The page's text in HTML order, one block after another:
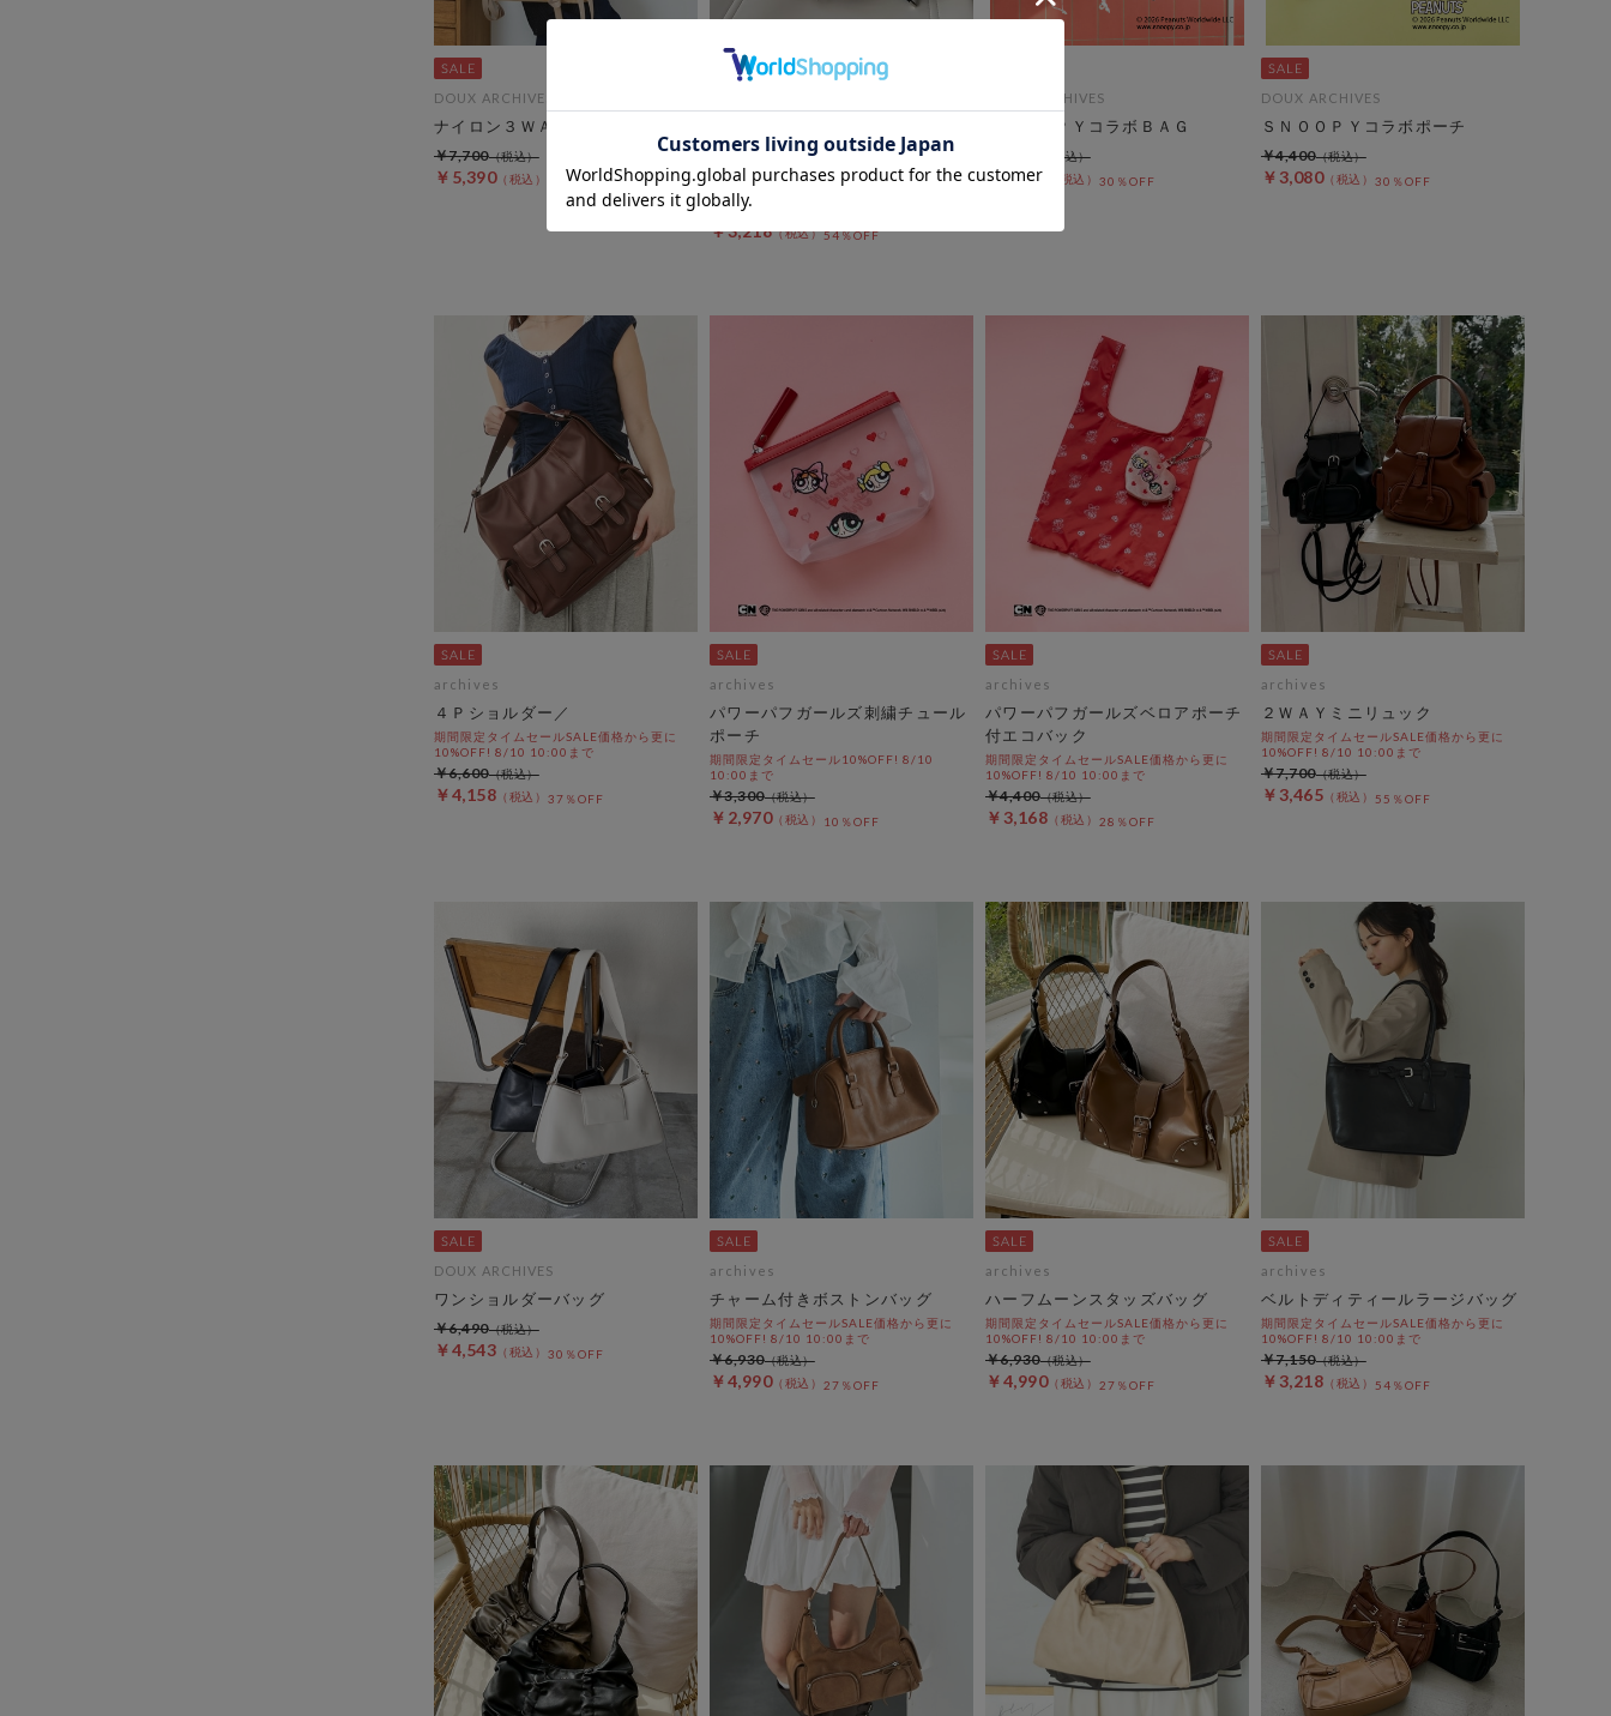
DOUX ARCHIVES
ナイロン３ＷＡＹスクエアトート
￥5,390 30％OFF
￥7,700
ッグ
期間限定タイムセールSALE価格から更に
10%OFF! 8/10 10:00まで
￥3,218 54％OFF
￥7,150
DOUX ARCHIVES
ＳＮＯＯＰＹコラボＢＡＧ
￥3,080 30％OFF
DOUX ARCHIVES
ＳＮＯＯＰＹコラボポーチ
￥3,080 30％OFF
￥4,400
archives
４Ｐショルダー／
期間限定タイムセールSALE価格から更に
10%OFF! 8/10 10:00まで
￥4,158 37％OFF
￥6,600
archives
パワーパフガールズ刺繍チュール
ポーチ
期間限定タイムセール10%OFF! 8/10
10:00まで
￥2,970 10％OFF
￥3,300
archives
パワーパフガールズベロアポーチ
付エコバック
期間限定タイムセールSALE価格から更に
10%OFF! 8/10 10:00まで
￥3,168 28％OFF
￥4,400
archives
２ＷＡＹミニリュック
期間限定タイムセールSALE価格から更に
10%OFF! 8/10 10:00まで
￥3,465 55％OFF
￥7,700
DOUX ARCHIVES
ワンショルダーバッグ
￥4,543 30％OFF
￥6,490
archives
チャーム付きボストンバッグ
期間限定タイムセールSALE価格から更に
10%OFF! 8/10 10:00まで
￥4,990 27％OFF
￥6,930
archives
ハーフムーンスタッズバッグ
期間限定タイムセールSALE価格から更に
10%OFF! 8/10 10:00まで
￥4,990 27％OFF
￥6,930
archives
ベルトディティールラージバッグ
期間限定タイムセールSALE価格から更に
10%OFF! 8/10 10:00まで
￥3,218 54％OFF
￥7,150